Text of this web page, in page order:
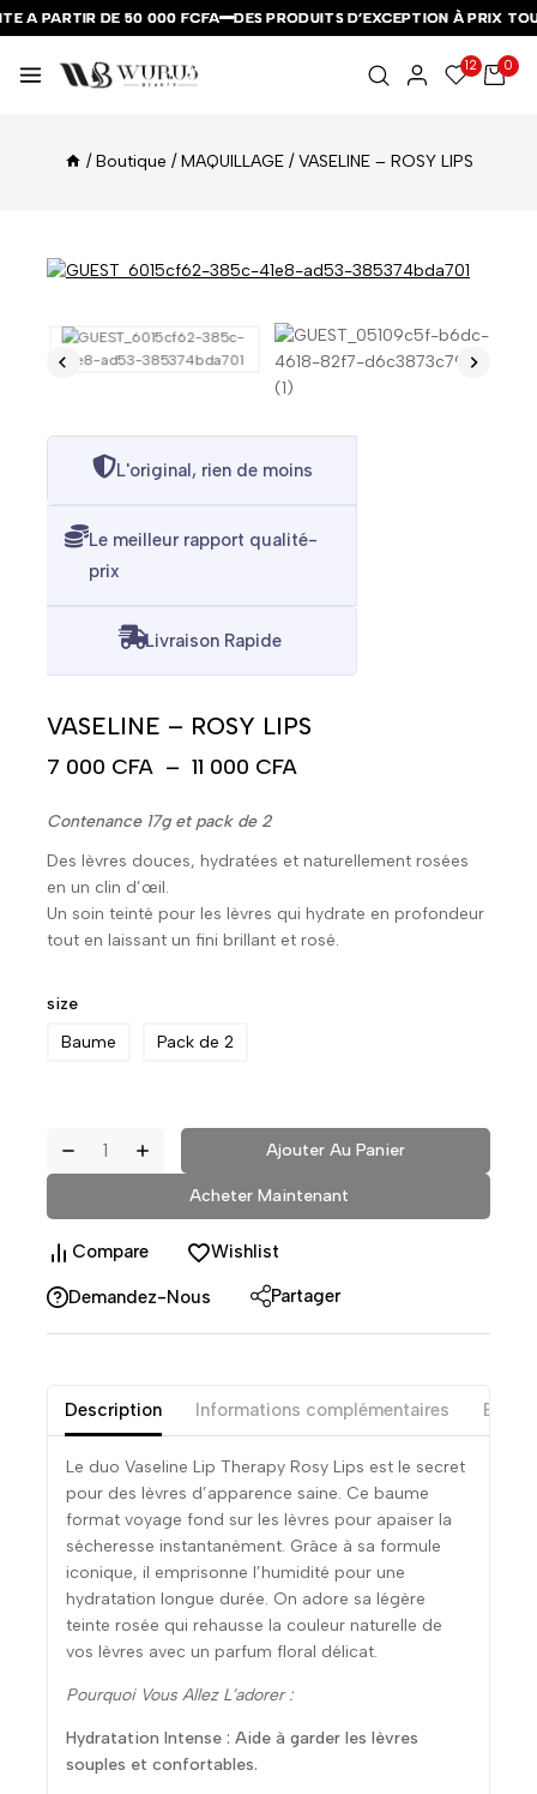
A PARTIR DE 50 000 FCFA DES PRODUITS D’EXCEPTION À PRIX
A PARTIR DE 50 000 FCFA DES PRODUITS D’EXCEPTION À PRIX
A PARTIR DE 50 000 FCFA DES PRODUITS D’EXCEPTION À PRIX
12 0
/ Boutique / MAQUILLAGE / VASELINE – ROSY LIPS
L'original, rien de moins
Le meilleur rapport qualité-
prix
Livraison Rapide
VASELINE – ROSY LIPS
7 000 CFA – 11 000 CFA
Contenance 17g et pack de 2
Des lèvres douces, hydratées et naturellement rosées
en un clin d’œil.
Un soin teinté pour les lèvres qui hydrate en profondeur
tout en laissant un fini brillant et rosé.
size
Baume
Pack de 2
Ajouter Au Panier
Acheter Maintenant
Compare Wishlist
Demandez-Nous Partager
Description Informations complémentaires
Le duo Vaseline Lip Therapy Rosy Lips est le secret
pour des lèvres d’apparence saine. Ce baume
format voyage fond sur les lèvres pour apaiser la
sécheresse instantanément. Grâce à sa formule
iconique, il emprisonne l’humidité pour une
hydratation longue durée. On adore sa légère
teinte rosée qui rehausse la couleur naturelle de
vos lèvres avec un parfum floral délicat.
Pourquoi Vous Allez L’adorer :
Hydratation Intense : Aide à garder les lèvres
souples et confortables.